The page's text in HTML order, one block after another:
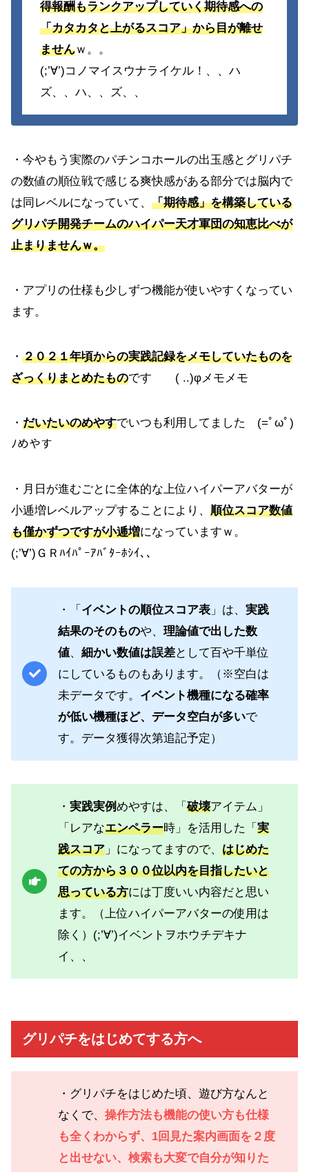
得報酬もランクアップしていく期待感への
「カタカタと上がるスコア」から目が離せ
ませんｗ。。
(;’∀’)コノマイスウナライケル！、、ハ
ズ、、ハ、、ズ、、
・今やもう実際のパチンコホールの出玉感とグリパチ
の数値の順位戦で感じる爽快感がある部分では脳内で
は同レベルになっていて、 「期待感」を構築している
グリパチ開発チームのハイパー天才軍団の知恵比べが
止まりませんｗ。
・アプリの仕様も少しずつ機能が使いやすくなってい
ます。
・ ２０２１年頃からの実践記録をメモしていたものを
ざっくりまとめたものです ( ..)φメモメモ
・ だいたいのめやすでいつも利用してました (=ﾟωﾟ)
ﾉめやす
・月日が進むごとに全体的な上位ハイパーアバターが
小逓増レベルアップすることにより、 順位スコア数値
も僅かずつですが小逓増になっていますｗ。
(;’∀’)ＧＲﾊｲﾊﾟｰｱﾊﾞﾀｰﾎｼｲ､､
・「 イベントの順位スコア表 」は、 実践
結果のそのものや、 理論値で出した数
値、 細かい数値は誤差として百や千単位
にしているものもあります。（※空白は
未データです。 イベント機種になる確率
が低い機種ほど、データ空白が多いで
す。データ獲得次第追記予定）
・ 実践実例めやすは、「 破壊アイテム」
「レアなエンペラー時」を活用した「 実
践スコア 」になってますので、 はじめた
ての方から３００位以内を目指したいと
思っている方には丁度いい内容だと思い
ます。（上位ハイパーアバターの使用は
除く）(;’∀’)イベントヲホウチデキナ
イ、、
グリパチをはじめてする方へ
・グリパチをはじめた頃、遊び方なんと
なくで、 操作方法も機能の使い方も仕様
も全くわからず、1回見た案内画面を２度
と出せない、検索も大変で自分が知りた